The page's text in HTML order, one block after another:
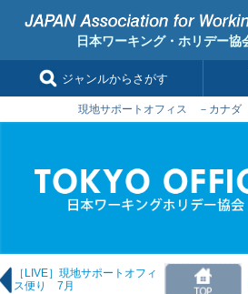
日本ワーキング・ホリデー
ジャンルからさがす
現地サポートオフィス －カナダ
［LIVE］現地サポートオフィ
ス便り 7月